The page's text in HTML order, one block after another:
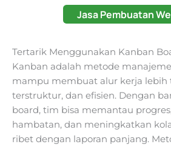
Jasa Pembuatan
Tertarik Menggunakan Kanban
Kanban adalah metode
mampu membuat alur kerja lebih
terstruktur, dan efisien. Dengan
board, tim bisa memantau
hambatan, dan meningkatkan
ribet dengan laporan panjang.